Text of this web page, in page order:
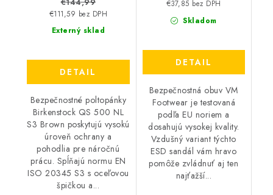
Externý sklad
€111,59 bez DPH
DETAIL
Bezpečnostné poltopánky
Birkenstock QS 500 NL
S3 Brown poskytujú vysokú
úroveň ochrany a
pohodlia pre náročnú
prácu. Spĺňajú normu EN
ISO 20345 S3 s oceľovou
špičkou a...
Skladom
€37,85 bez DPH
DETAIL
Bezpečnostná obuv VM
Footwear je testovaná
podľa EU noriem a
dosahujú vysokej kvality.
Vzdušný variant týchto
ESD sandál vám hravo
pomôže zvládnuť aj ten
najťažší...